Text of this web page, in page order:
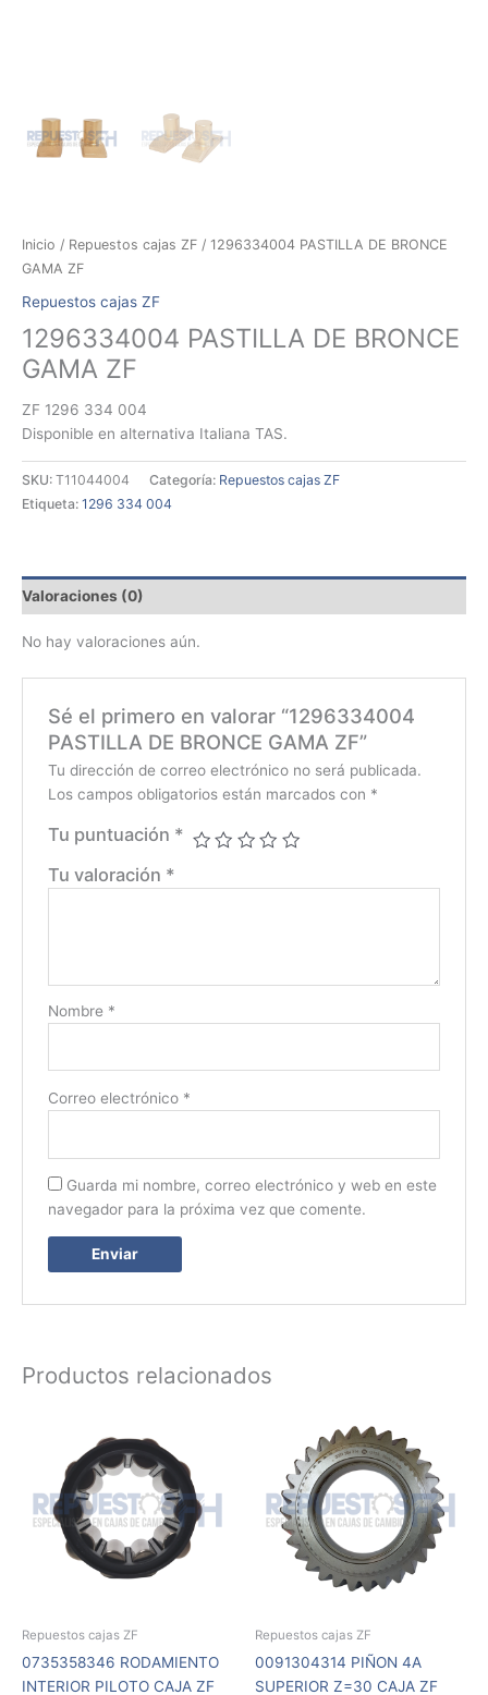
Inicio / Repuestos cajas ZF / 1296334004 PASTILLA DE BRONCE
GAMA ZF
Repuestos cajas ZF
1296334004 PASTILLA DE BRONCE
GAMA ZF
ZF 1296 334 004
Disponible en alternativa Italiana TAS.
SKU: T11044004 Categoría: Repuestos cajas ZF
Etiqueta: 1296 334 004
Valoraciones (0)
No hay valoraciones aún.
Sé el primero en valorar “1296334004
PASTILLA DE BRONCE GAMA ZF”
Tu dirección de correo electrónico no será publicada.
Los campos obligatorios están marcados con *
Tu puntuación *
Tu valoración *
Nombre *
Correo electrónico *
Guarda mi nombre, correo electrónico y web en este
navegador para la próxima vez que comente.
Productos relacionados
Repuestos cajas ZF
0735358346 RODAMIENTO
INTERIOR PILOTO CAJA ZF
Repuestos cajas ZF
0091304314 PIÑON 4A
SUPERIOR Z=30 CAJA ZF